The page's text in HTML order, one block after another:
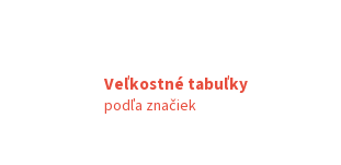
Veľkostné tabuľky
podľa značiek